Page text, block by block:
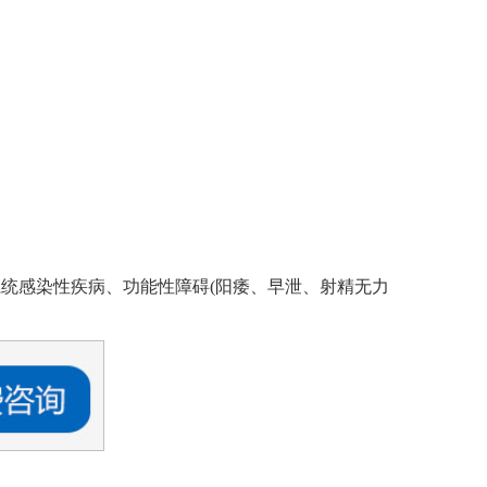
感染性疾病、功能性障碍(阳痿、早泄、射精无力